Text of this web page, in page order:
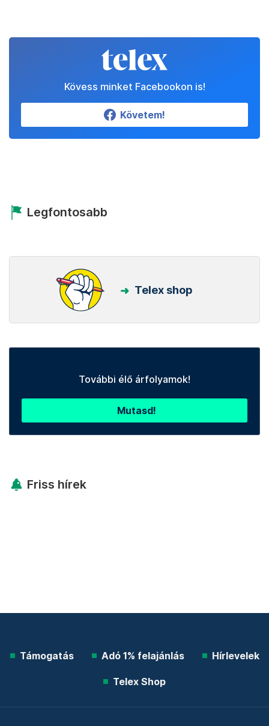
Kövess minket Facebookon is!
Követem!
Legfontosabb
Telex shop
További élő árfolyamok!
Mutasd!
Friss hírek
Támogatás Adó 1% felajánlás Hírlevelek
Telex Shop